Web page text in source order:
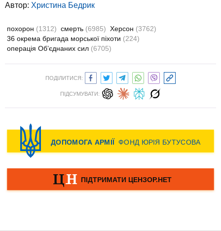
Автор: Христина Бедрик
похорон (1312) смерть (6985) Херсон (3762)
36 окрема бригада морської піхоти (224)
операція Об’єднаних сил (6705)
ПОДІЛИТИСЯ:
ПІДСУМУВАТИ: